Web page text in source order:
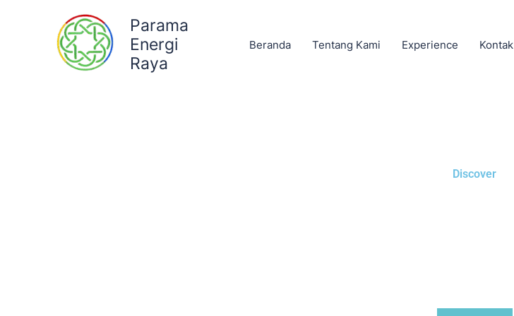
Parama
Energi
Raya
Beranda Tentang Kami Experience Kontak
Discover